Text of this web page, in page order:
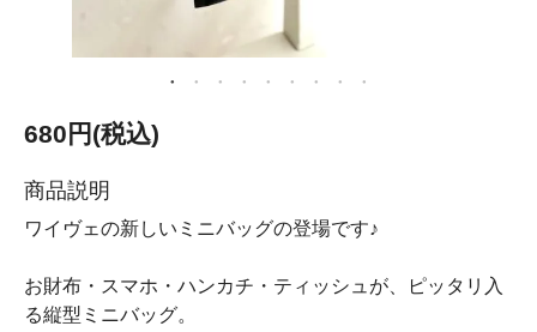
680円(税込)
商品説明
ワイヴェの新しいミニバッグの登場です♪
お財布・スマホ・ハンカチ・ティッシュが、ピッタリ入
る縦型ミニバッグ。